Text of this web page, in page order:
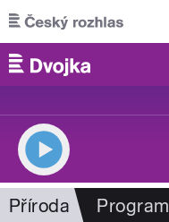
Přejít k hlavnímu obsahu
Příroda Program